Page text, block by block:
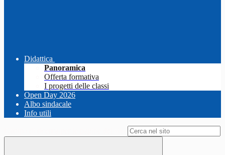
Didattica
Panoramica
Offerta formativa
I progetti delle classi
Open Day 2026
Albo sindacale
Info utili